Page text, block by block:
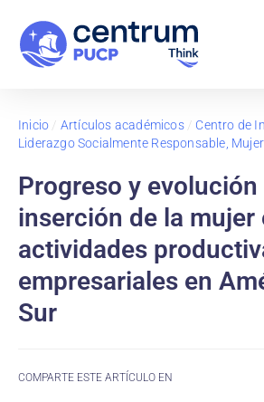
Inicio / Artículos académicos/ Centro de
Liderazgo Socialmente Responsable,
Progreso y evolución
inserción de la mujer
actividades
empresariales en
Sur
COMPARTE ESTE ARTÍCULO EN